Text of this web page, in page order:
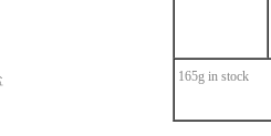
165g in stock